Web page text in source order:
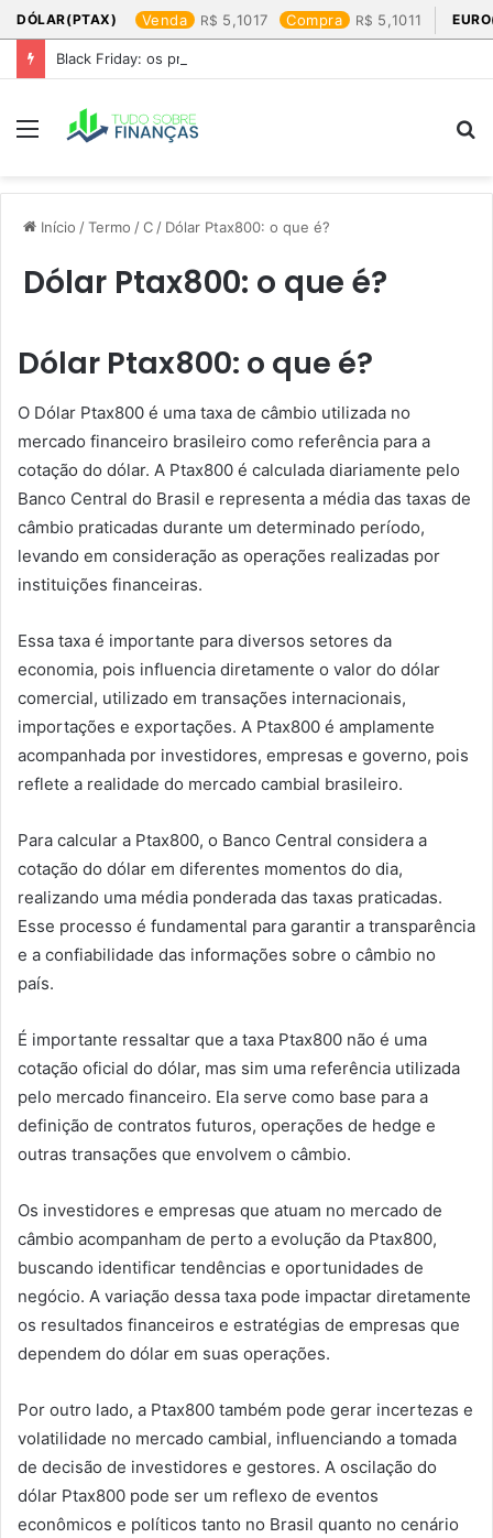
DÓLAR(PTAX) Venda 5,1017 Compra 5,1011
Black Friday: os produtos que mais valem a pena
Menu
Início /Termo /C / Dólar Ptax800: o que é?
Dólar Ptax800: o que é?
Dólar Ptax800: o que é?
O Dólar Ptax800 é uma taxa de câmbio utilizada no
mercado financeiro brasileiro como referência para a
cotação do dólar. A Ptax800 é calculada diariamente pelo
Banco Central do Brasil e representa a média das taxas de
câmbio praticadas durante um determinado período,
levando em consideração as operações realizadas por
instituições financeiras.
Essa taxa é importante para diversos setores da
economia, pois influencia diretamente o valor do dólar
comercial, utilizado em transações internacionais,
importações e exportações. A Ptax800 é amplamente
acompanhada por investidores, empresas e governo, pois
reflete a realidade do mercado cambial brasileiro.
Para calcular a Ptax800, o Banco Central considera a
cotação do dólar em diferentes momentos do dia,
realizando uma média ponderada das taxas praticadas.
Esse processo é fundamental para garantir a transparência
e a confiabilidade das informações sobre o câmbio no
país.
É importante ressaltar que a taxa Ptax800 não é uma
cotação oficial do dólar, mas sim uma referência utilizada
pelo mercado financeiro. Ela serve como base para a
definição de contratos futuros, operações de hedge e
outras transações que envolvem o câmbio.
Os investidores e empresas que atuam no mercado de
câmbio acompanham de perto a evolução da Ptax800,
buscando identificar tendências e oportunidades de
negócio. A variação dessa taxa pode impactar diretamente
os resultados financeiros e estratégias de empresas que
dependem do dólar em suas operações.
Por outro lado, a Ptax800 também pode gerar incertezas e
volatilidade no mercado cambial, influenciando a tomada
de decisão de investidores e gestores. A oscilação do
dólar Ptax800 pode ser um reflexo de eventos
econômicos e políticos tanto no Brasil quanto no cenário